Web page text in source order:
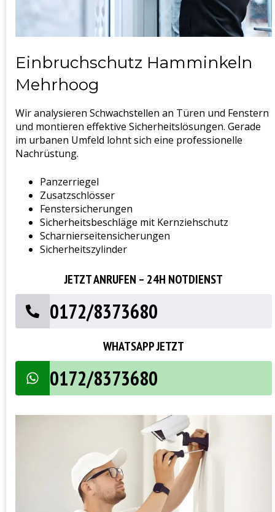
Einbruchschutz Hamminkeln
Mehrhoog
Wir analysieren Schwachstellen an Türen und Fenstern
und montieren effektive Sicherheitslösungen. Gerade
im urbanen Umfeld lohnt sich eine professionelle
Nachrüstung.
Panzerriegel
Zusatzschlösser
Fenstersicherungen
Sicherheitsbeschläge mit Kernziehschutz
Scharnierseitensicherungen
Sicherheitszylinder
JETZT ANRUFEN – 24H NOTDIENST
0172/8373680
WHATSAPP JETZT
0172/8373680